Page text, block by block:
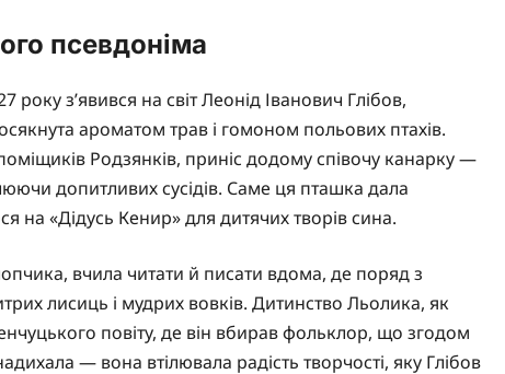
псевдоніма
з’явився на світ Леонід Іванович Глібов,
ароматом трав і гомоном польових птахів.
Родзянків, приніс додому співочу канарку —
допитливих сусідів. Саме ця пташка дала
«Дідусь Кенир» для дитячих творів сина.
вчила читати й писати вдома, де поряд з
лисиць і мудрих вовків. Дитинство Льолика, як
повіту, де він вбирав фольклор, що згодом
— вона втілювала радість творчості, яку Глібов